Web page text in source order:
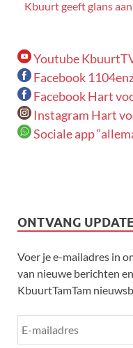
Kbuurt geeft glans
Youtube
Facebook
Facebook Hart
Instagram Hart
Sociale app
ONTVANG
Voer je e-mailadres in
van nieuwe berichten
KbuurtTamTam